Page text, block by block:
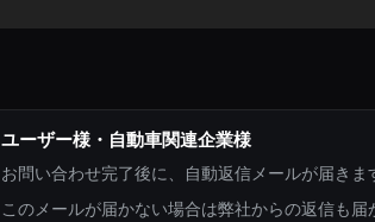
ユーザー様・自動車関連企業様
お問い合わせ完了後に、自動返信メールが届きま
このメールが届かない場合は弊社からの返信も